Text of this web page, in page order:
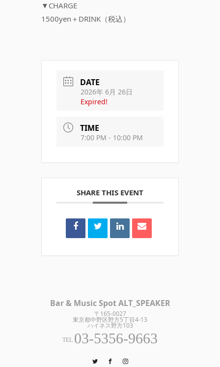
▼CHARGE
1500yen＋DRINK（税込）
DATE
2026年 6月 26日
Expired!
TIME
7:00 PM - 10:00 PM
SHARE THIS EVENT
Bar & Music Spot ALT_SPEAKER
〒165-0027
東京都中野区野方5丁目4-13
ハイネス野方103
TEL.03-5356-9663
TwitterFacebook